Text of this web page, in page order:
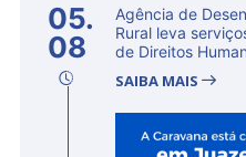
05.
08
Agência de
Rural leva
de Direitos
SAIBA MAIS